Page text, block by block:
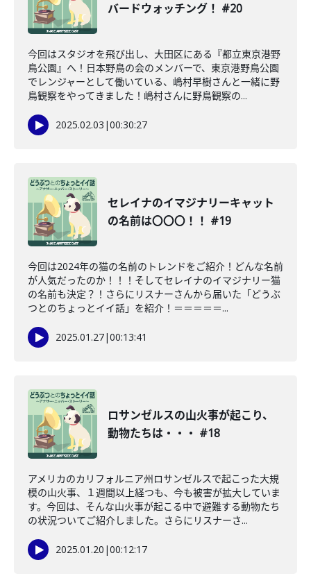
バードウォッチング！ #20
今回はスタジオを飛び出し、大田区にある『都立東京港野
鳥公園』へ！日本野鳥の会のメンバーで、東京港野鳥公園
でレンジャーとして働いている、嶋村早樹さんと一緒に野
鳥観察をやってきました！嶋村さんに野鳥観察の...
2025.02.03 |00:30:27
セレイナのイマジナリーキャット
の名前は〇〇〇！！ #19
今回は2024年の猫の名前のトレンドをご紹介！どんな名前
が人気だったのか！！！そしてセレイナのイマジナリー猫
の名前も決定？！さらにリスナーさんから届いた「どうぶ
つとのちょっとイイ話」を紹介！＝＝＝＝＝...
2025.01.27|00:13:41
ロサンゼルスの山火事が起こり、
動物たちは・・・ #18
アメリカのカリフォルニア州ロサンゼルスで起こった大規
模の山火事、１週間以上経つも、今も被害が拡大していま
す。今回は、そんな山火事が起こる中で避難する動物たち
の状況ついてご紹介しました。さらにリスナーさ...
2025.01.20 |00:12:17